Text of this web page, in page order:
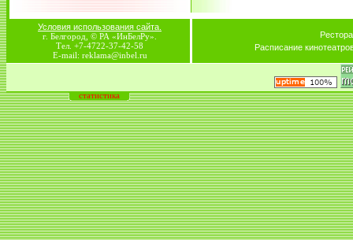
Условия использования сайта.
г. Белгород, © РА «ИнБелРу».
Тел. +7-4722-37-42-58
E-mail: reklama@inbel.ru
Расписание
статистика